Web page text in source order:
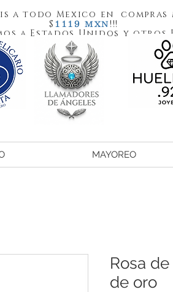
a todo Mexico en compras
$ 1119 MXN!!!
a Estados Unidos y otros
MAYOREO
Rosa
de oro